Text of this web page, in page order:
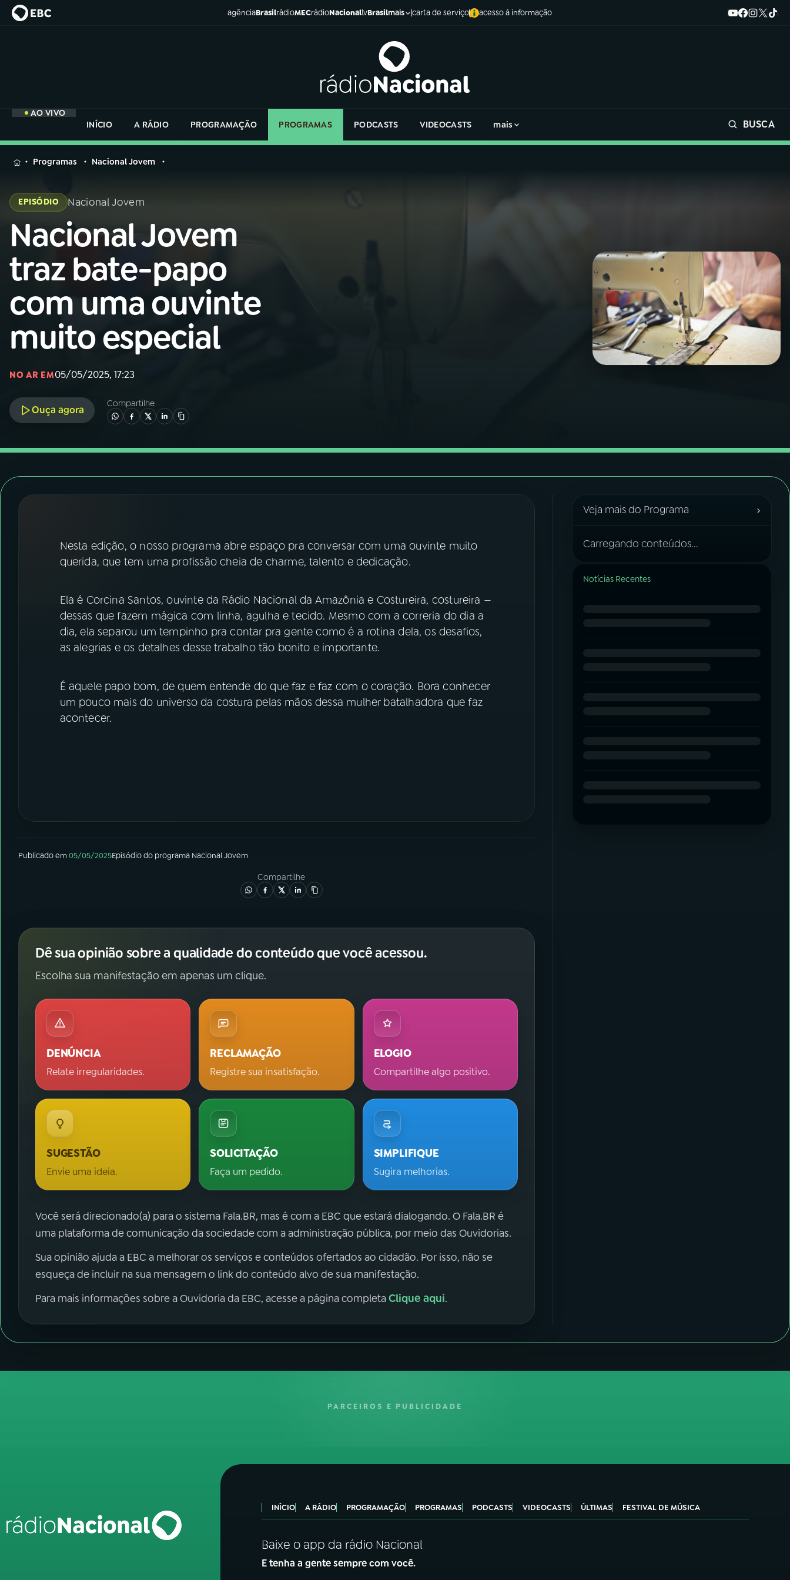
agênciaBrasilrádioMECrádioNacionaltvBrasilmais carta de serviço acesso à informação
AO VIVO
INÍCIO
A RÁDIO PROGRAMAÇÃO PROGRAMAS PODCASTS VIDEOCASTS mais BUSCA
MENU
Buscar
na
Rádio
Nacional
AO VIVO
01 INÍCIO
02 A RÁDIO
03PROGRAMAÇÃO
04PROGRAMAS
05PODCASTS
FESTIVAL DE MÚSICA
ACOMPANHE A RÁDIO NACIONAL
YouTube Facebook
na
Rádio
Programas Nacional Jovem
EPISÓDIO Nacional Jovem
Nacional Jovem
traz bate-papo
com uma ouvinte
muito especial
NO AR EM05/05/2025, 17:23
Ouça agora
Compartilhe
Nesta edição, o nosso programa abre espaço pra conversar com uma ouvinte muito
querida, que tem uma profissão cheia de charme, talento e dedicação.
Ela é Corcina Santos, ouvinte da Rádio Nacional da Amazônia e Costureira, costureira —
dessas que fazem mágica com linha, agulha e tecido. Mesmo com a correria do dia a
dia, ela separou um tempinho pra contar pra gente como é a rotina dela, os desafios,
as alegrias e os detalhes desse trabalho tão bonito e importante.
É aquele papo bom, de quem entende do que faz e faz com o coração. Bora conhecer
um pouco mais do universo da costura pelas mãos dessa mulher batalhadora que faz
acontecer.
Publicado em05/05/2025Episódiodo programa Nacional Jovem
Compartilhe
Dê sua opinião sobre a qualidade do conteúdo que você acessou.
Escolha sua manifestação em apenas um clique.
DENÚNCIA
Relate irregularidades.
RECLAMAÇÃO
Registre sua insatisfação.
ELOGIO
Compartilhe algo positivo.
SUGESTÃO
Envie uma ideia.
SOLICITAÇÃO
Faça um pedido.
SIMPLIFIQUE
Sugira melhorias.
Você será direcionado(a) para o sistema Fala.BR, mas é com a EBC que estará dialogando. O Fala.BR é
uma plataforma de comunicação da sociedade com a administração pública, por meio das Ouvidorias.
Sua opinião ajuda a EBC a melhorar os serviços e conteúdos ofertados ao cidadão. Por isso, não se
esqueça de incluir na sua mensagem o link do conteúdo alvo de sua manifestação.
Para mais informações sobre a Ouvidoria da EBC, acesse a página completaClique aqui.
Veja mais do Programa ›
Carregando conteúdos...
Notícias Recentes
PARCEIROS E PUBLICIDADE
INÍCIO A RÁDIO PROGRAMAÇÃO PROGRAMAS PODCASTS VIDEOCASTS ÚLTIMAS FESTIVAL DE MÚSICA
Baixe o app da rádio Nacional
E tenha a gente sempre com você.